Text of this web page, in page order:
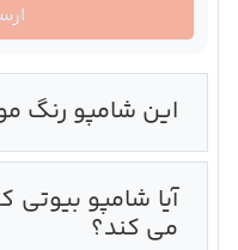
این شامپو رنگ
آیا شامپو
می کند؟